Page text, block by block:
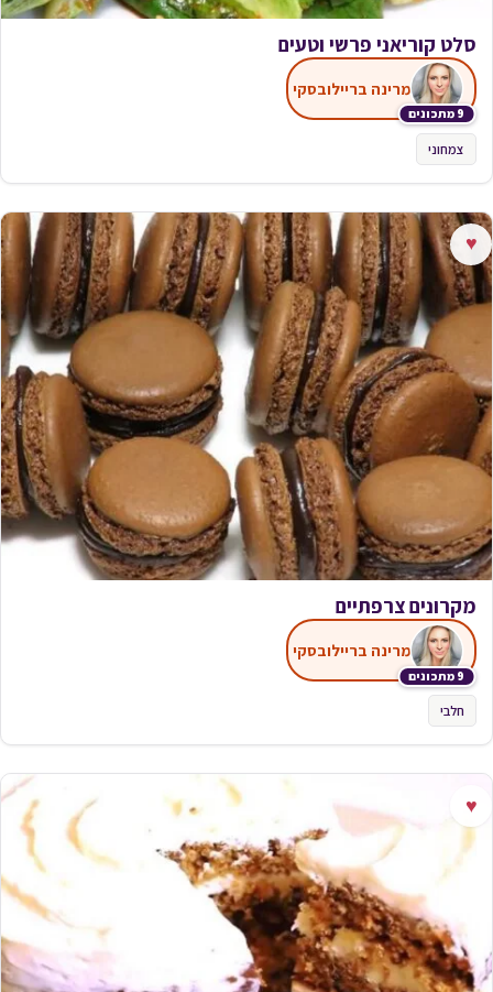
סלט קוריאני פרשי וטעים
9 מתכונים
מרינה בריילובסקי
צמחוני
♥
מקרונים צרפתיים
9 מתכונים
מרינה בריילובסקי
חלבי
♥